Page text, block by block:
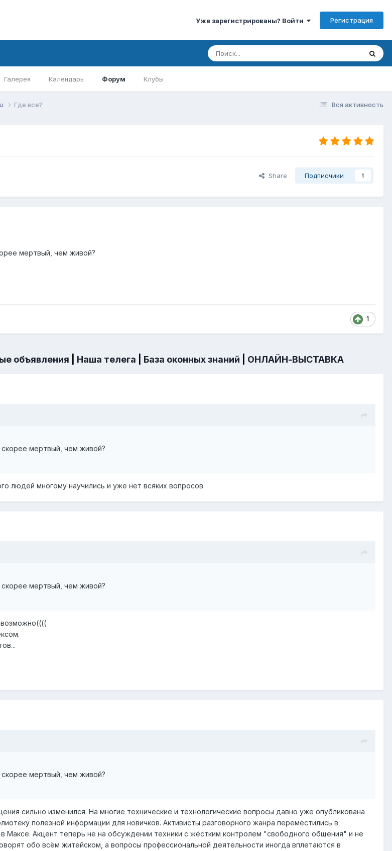
Уже зарегистрированы? Войти Регистрация
Галерея Календарь Форум Клубы
Вся активность
Где все?
Share Подписчики 1
мертвый, чем живой?
1
объявления Наша телега База оконных знаний ОНЛАЙН-ВЫСТАВКА
мертвый, чем живой?
людей многому научились и уже нет всяких вопросов.
мертвый, чем живой?
мертвый, чем живой?
сильно изменился. На многие технические и технологические вопросы давно уже опубликована
полезной информации для новичков. Активисты разговорного жанра переместились в
Максе. Акцент теперь не на обсуждении техники с жёстким контролем "свободного общения" и не
обо всём житейском, а вопросы профессиональной деятельности иногда вплетаются в